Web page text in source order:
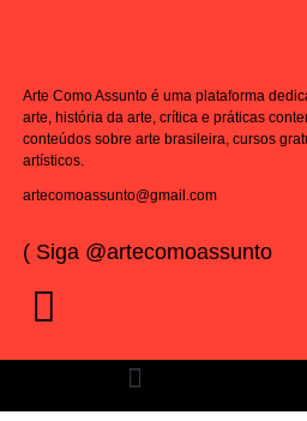
Arte Como Assunto é uma plataforma
arte, história da arte, crítica e práticas
conteúdos sobre arte brasileira, cursos
artísticos.
artecomoassunto@gmail.com
( Siga @artecomoassunto